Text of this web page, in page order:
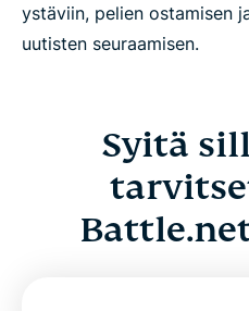
ystäviin, pelien ostamisen
uutisten seuraamisen.
Syitä